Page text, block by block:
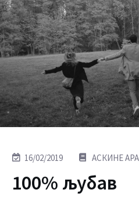
16/02/2019 АСКИНЕ
100% љубав